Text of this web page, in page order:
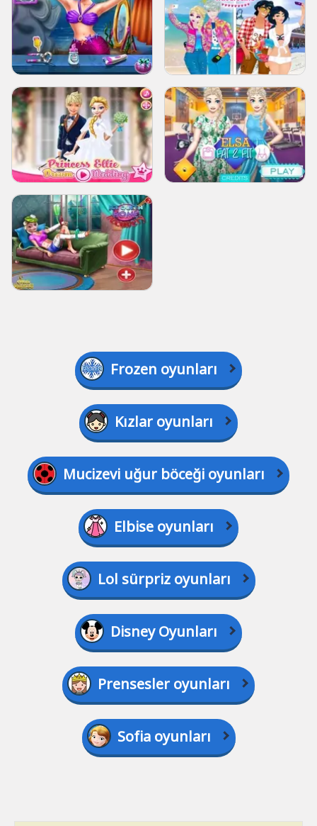
Frozen oyunları
Kızlar oyunları
Mucizevi uğur böceği oyunları
Elbise oyunları
Lol sürpriz oyunları
Disney Oyunları
Prensesler oyunları
Sofia oyunları